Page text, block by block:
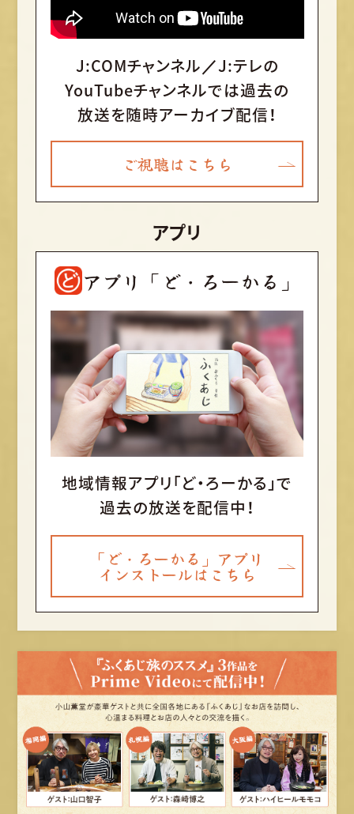
J:COMチャンネル／J:テレの
YouTubeチャンネルでは過去の
放送を随時アーカイブ配信！
ご視聴はこちら
アプリ
アプリ「ど・ろーかる」
地域情報アプリ「ど・ろーかる」で
過去の放送を配信中！
「ど・ろーかる」アプリ
インストールはこちら